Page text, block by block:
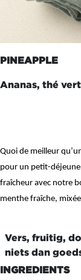
PINEAPPLE
Ananas, thé
Quoi de meilleur
pour un petit-
fraîcheur avec notre
menthe fraîche,
Vers, fruitig,
niets dan
INGREDIENTS